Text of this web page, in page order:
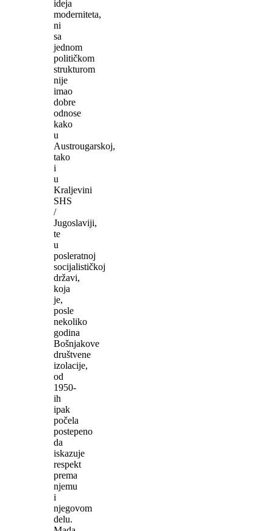
ideja
moderniteta,
ni
sa
jednom
političkom
strukturom
nije
imao
dobre
odnose
kako
u
Austrougarskoj,
tako
i
u
Kraljevini
SHS
/
Jugoslaviji,
te
u
posleratnoj
socijalističkoj
državi,
koja
je,
posle
nekoliko
godina
Bošnjakove
društvene
izolacije,
od
1950-
ih
ipak
počela
postepeno
da
iskazuje
respekt
prema
njemu
i
njegovom
delu.